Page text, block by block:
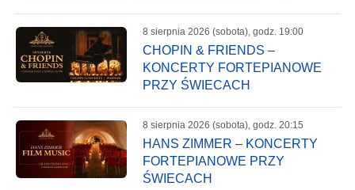
8 sierpnia 2026 (sobota), godz. 19:00
CHOPIN & FRIENDS –
KONCERTY FORTEPIANOWE
PRZY ŚWIECACH
8 sierpnia 2026 (sobota), godz. 20:15
HANS ZIMMER – KONCERTY
FORTEPIANOWE PRZY
ŚWIECACH